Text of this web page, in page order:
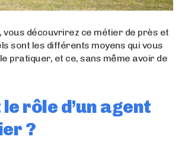
vous découvrirez ce métier de près et
sont les différents moyens qui vous
pratiquer, et ce, sans même avoir de
rôle d’un agent
?